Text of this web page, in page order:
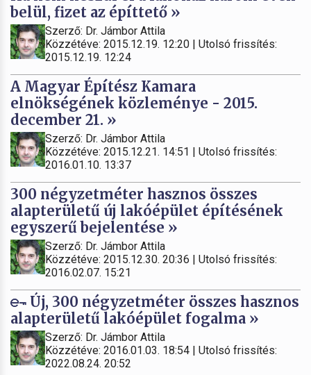
belül, fizet az építtető »
Szerző: Dr. Jámbor Attila
Közzétéve: 2015.12.19. 12:20 | Utolsó frissítés:
2015.12.19. 12:24
A Magyar Építész Kamara
elnökségének közleménye - 2015.
december 21. »
Szerző: Dr. Jámbor Attila
Közzétéve: 2015.12.21. 14:51 | Utolsó frissítés:
2016.01.10. 13:37
300 négyzetméter hasznos összes
alapterületű új lakóépület építésének
egyszerű bejelentése »
Szerző: Dr. Jámbor Attila
Közzétéve: 2015.12.30. 20:36 | Utolsó frissítés:
2016.02.07. 15:21
Új, 300 négyzetméter összes hasznos
alapterületű lakóépület fogalma »
Szerző: Dr. Jámbor Attila
Közzétéve: 2016.01.03. 18:54 | Utolsó frissítés:
2022.08.24. 20:52